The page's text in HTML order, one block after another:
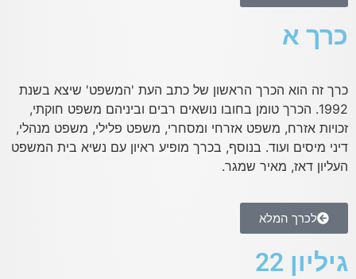
כרך א
כרך זה הוא הכרך הראשון של כתב העת 'המשפט' שיצא בשנת
1992. הכרך טומן בחובו נושאים רבים וביניהם משפט חוקתי,
זכויות אזרח, משפט אזרחי ומסחרי, משפט פלילי, משפט מנהלי,
דיני מיסים ועוד. בנוסף, בכרך מופיע ראיון עם נשיא בית המשפט
העליון דאז, מאיר שמגר.
לכרך המלא
גיליון 22